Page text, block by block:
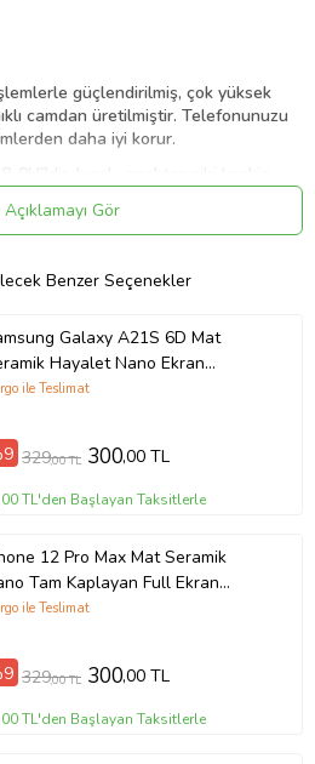
güçlendirilmiş, çok yüksek
camdan üretilmiştir. Telefonunuzu
daha iyi korur.
darbelerde kırılarak (cam gibi
darbeyi emerek telefonunuzun
ekranın hassasiyetini kesinlikle
korur. Çıkarmak istediğinizde
hem de güçlü ekran koruması
tam uyumludur.
Gör
Benzer Seçenekler
Galaxy A21S 6D Mat
Hayalet Nano Ekran
240090
ile Teslimat
329,00 TL 300,00 TL
TL'den Başlayan Taksitlerle
12 Pro Max Mat Seramik
Tam Kaplayan Full Ekran
Siyah
ile Teslimat
329,00 TL 300,00 TL
TL'den Başlayan Taksitlerle